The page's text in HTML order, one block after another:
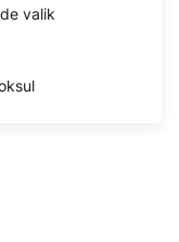
valik